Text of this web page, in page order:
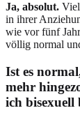
Ja, absolut.
in ihrer
wie vor fünf
völlig normal
Ist es
mehr
ich bisexuell